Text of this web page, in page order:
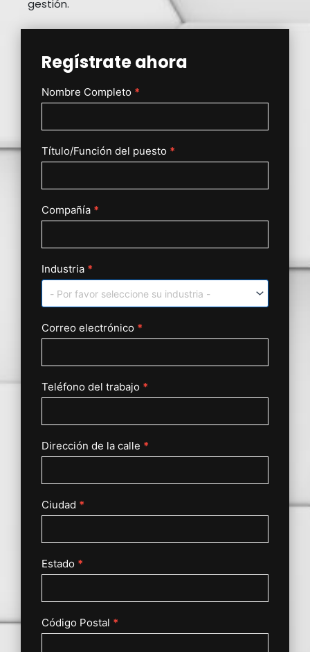
gestión.
Regístrate ahora
Formilario
16
DE
ABRILL
Nombre Completo *
Título/Función del puesto *
Compañía *
Industria *
Correo electrónico *
Teléfono del trabajo *
Dirección de la calle *
Ciudad *
Estado *
Código Postal *
Si eres
humano,
este
campo
en